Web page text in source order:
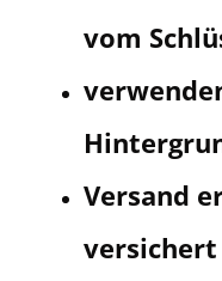
vom
Versand
versichert